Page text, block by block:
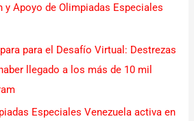
y Apoyo de Olimpiadas Especiales
para el Desafío Virtual: Destrezas
llegado a los más de 10 mil
Especiales Venezuela activa en